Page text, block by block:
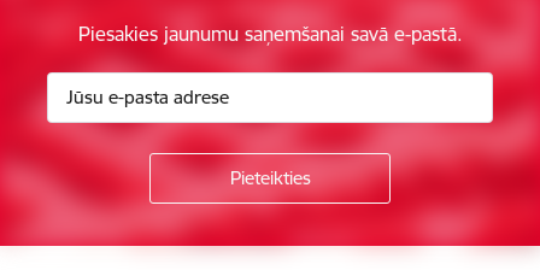
Piesakies jaunumu saņemšanai savā e-pastā.